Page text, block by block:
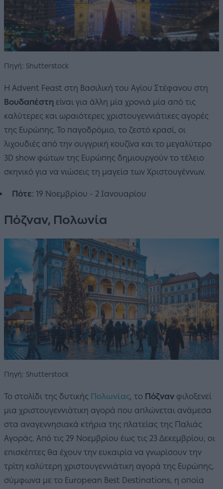
Πηγή: Shutterstock
Η Advent Feast στη Βασιλική του Αγίου Στέφανου στη
Βουδαπέστη είναι για άλλη μία χρονιά μία από τις
καλύτερες και ωραιότερες χριστουγεννιάτικες αγορές
της Ευρώπης. Το παγοδρόμιο, το ζεστό κρασί, οι
λιχουδιές από την ουγγρική κουζίνα και το μεγαλύτερο
3D show φώτων της Ευρώπης δημιουργούν το τέλειο
σκηνικό για να νιώσεις τη μαγεία των Χριστουγέννων.
Πότε: 19 Νοεμβρίου - 2 Ιανουαρίου
Πόζναν, Πολωνία
Πηγή: Shutterstock
Το στολίδι της δυτικής Πολωνίας, το Πόζναν φιλοξενεί
μια χριστουγεννιάτικη αγορά που απλώνεται ανάμεσα
στα αναγεννησιακά κτήρια της πλατείας της Παλιάς
Αγοράς. Από τις 29 Νοεμβρίου έως τις 23 Δεκεμβρίου, οι
επισκέπτες θα έχουν την ευκαιρία να γνωρίσουν την
τρίτη καλύτερη χριστουγεννιάτικη αγορά της Ευρώπης,
σύμφωνα με το European Best Destinations, η οποία